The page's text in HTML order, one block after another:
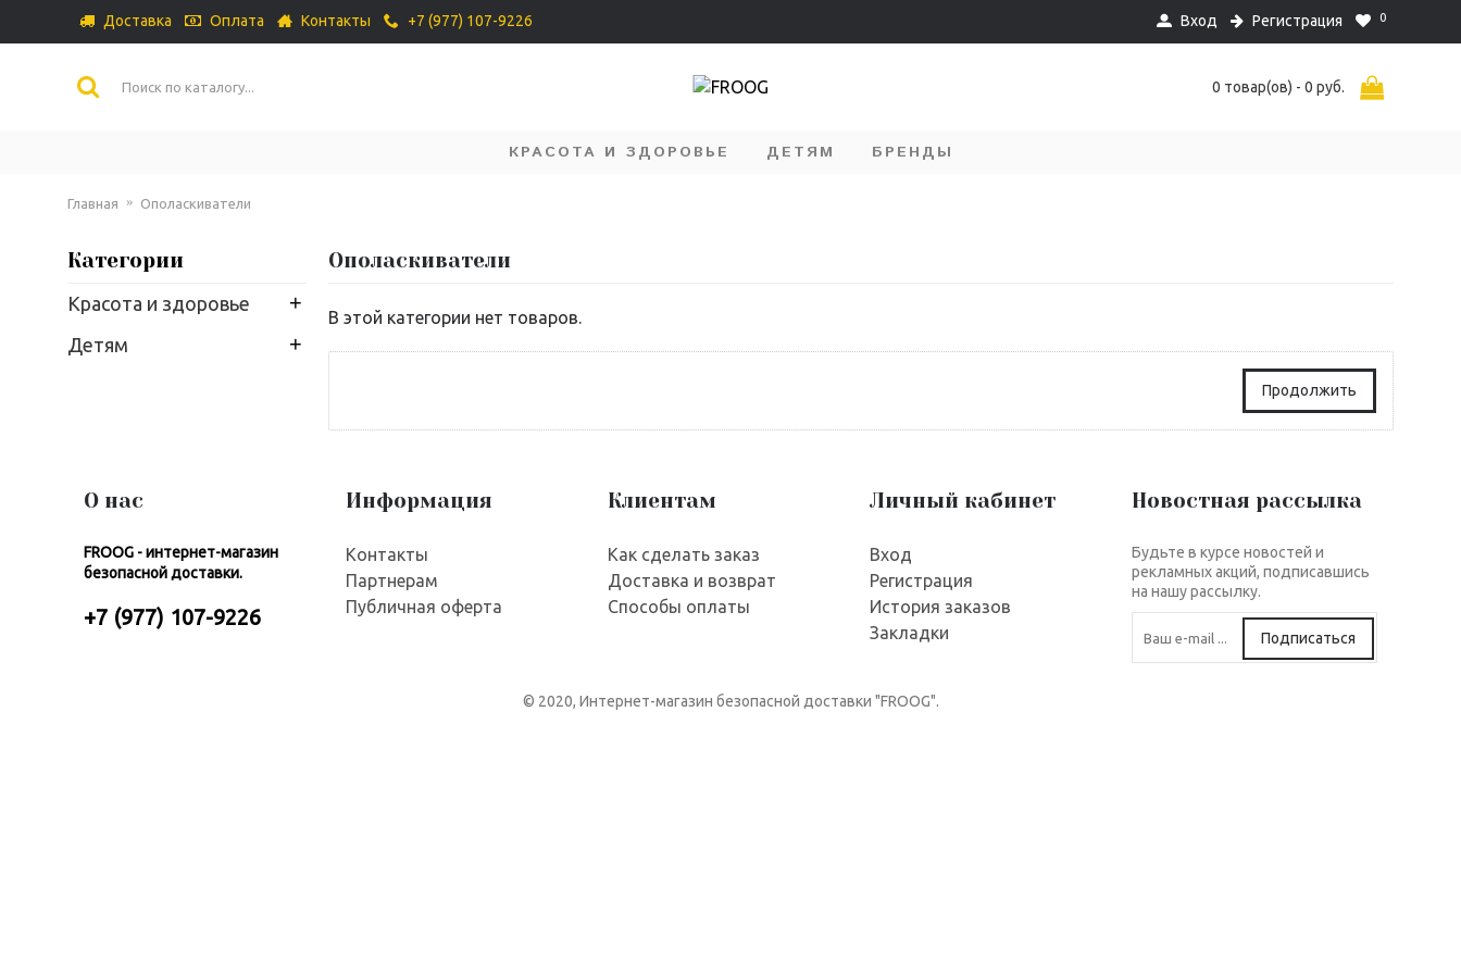
Доставка Оплата Контакты +7 (977) 107-9226 Вход Регистрация 0
0 товар(ов) - 0 руб.
КРАСОТА И ЗДОРОВЬЕ ДЕТЯМ БРЕНДЫ
Главная Ополаскиватели
Категории
Красота и здоровье +
Детям +
Ополаскиватели
В этой категории нет товаров.
Продолжить
О нас
FROOG - интернет-магазин
безопасной доставки.
+7 (977) 107-9226
Информация
Контакты
Партнерам
Публичная оферта
Клиентам
Как сделать заказ
Доставка и возврат
Способы оплаты
Личный кабинет
Вход
Регистрация
История заказов
Закладки
Новостная рассылка
Будьте в курсе новостей и
рекламных акций, подписавшись
на нашу рассылку.
Подписаться
© 2020, Интернет-магазин безопасной доставки "FROOG".